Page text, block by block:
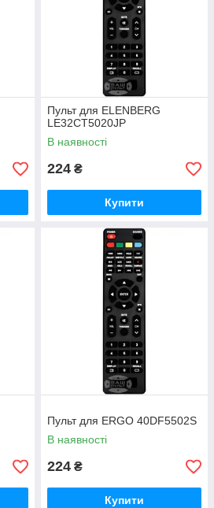
Пульт для ELENBERG
LE32CT5020JP
В наявності
224 ₴
Купити
Пульт для ERGO 40DF5502S
В наявності
224 ₴
Купити